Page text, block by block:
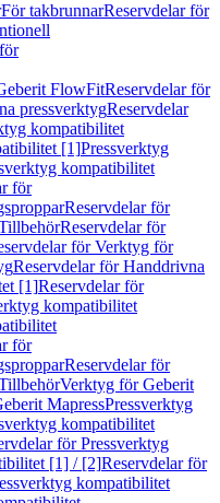
För takbrunnarReservdelar för
FlowFitReservdelar för
pressverktygReservdelar
kompatibilitet
[1]Pressverktyg
kompatibilitet
för
Reservdelar för
Reservdelar för
för Verktyg för
Reservdelar för Handdrivna
[1]Reservdelar för
kompatibilitet
för
Reservdelar för
Verktyg för Geberit
MapressPressverktyg
kompatibilitet
för Pressverktyg
[1] / [2]Reservdelar för
kompatibilitet